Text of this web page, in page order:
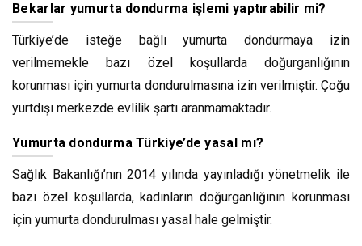
Bekarlar yumurta dondurma işlemi yaptırabilir mi?
Türkiye’de isteğe bağlı yumurta dondurmaya izin
verilmemekle bazı özel koşullarda doğurganlığının
korunması için yumurta dondurulmasına izin verilmiştir. Çoğu
yurtdışı merkezde evlilik şartı aranmamaktadır.
Yumurta dondurma Türkiye’de yasal mı?
Sağlık Bakanlığı’nın 2014 yılında yayınladığı yönetmelik ile
bazı özel koşullarda, kadınların doğurganlığının korunması
için yumurta dondurulması yasal hale gelmiştir.